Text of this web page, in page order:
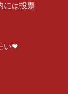
には投票
い❤︎